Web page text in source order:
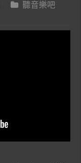
聽音樂吧